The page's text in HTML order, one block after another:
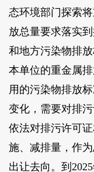
态环境部门探索
放总量要求落实
和地方污染物排
本单位的重金属
用的污染物排放
变化，需要对排
依法对排污许可
施、减排量，作
出让去向。到